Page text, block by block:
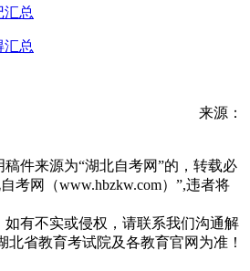
汇总
汇总
来源：
件来源为“湖北自考网”的，转载必
考网（www.hbzkw.com）”,违者将
如有不实或侵权，请联系我们沟通解
北省教育考试院及各教育官网为准！